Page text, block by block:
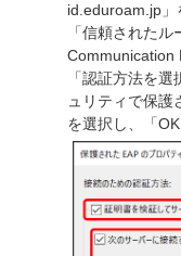
id.eduroam.jp」
「信頼された
Communication
「認証方法を
ュリティで保護
を選択し、「